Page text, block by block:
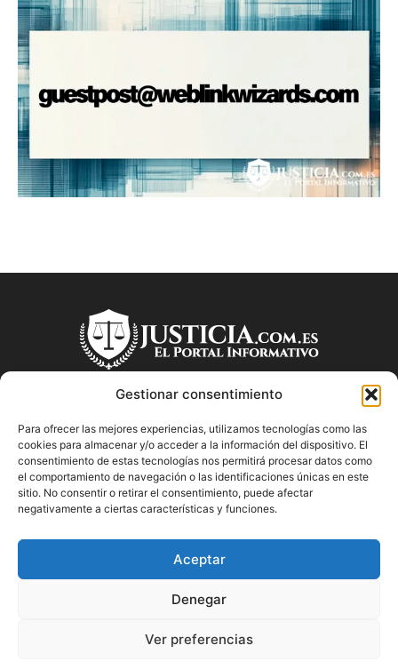
Gestionar consentimiento
Para ofrecer las mejores experiencias, utilizamos tecnologías como las
cookies para almacenar y/o acceder a la información del dispositivo. El
consentimiento de estas tecnologías nos permitirá procesar datos como
el comportamiento de navegación o las identificaciones únicas en este
sitio. No consentir o retirar el consentimiento, puede afectar
negativamente a ciertas características y funciones.
Aceptar
Denegar
Ver preferencias
SOBRE NOSOTROS
"Descubre en Justicia.com.es información relevante sobre la
justicia española. Obtén consejos jurídicos, conoce las leyes
y encuentra información útil sobre temas legales en este
blog dedicado a la justicia en España.
SÍGUENOS